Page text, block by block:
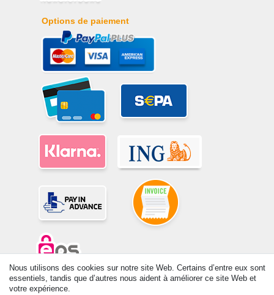
Options de paiement
© Copyright 2026 | Tous droits réservés. -Tous droits réservés – Les
Nous utilisons des cookies sur notre site Web. Certains d’entre eux sont
essentiels, tandis que d’autres nous aident à améliorer ce site Web et
votre expérience.